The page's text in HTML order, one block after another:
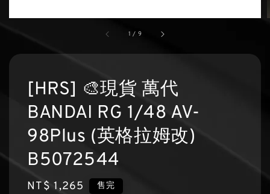
1 / 9
[HRS] 🎨現貨 萬代
BANDAI RG 1/48 AV-
98Plus (英格拉姆改)
B5072544
Regular
NT$ 1,265 售完